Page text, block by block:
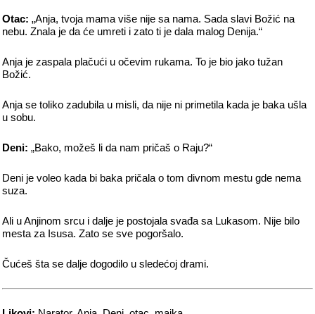
Otac: „Anja, tvoja mama više nije sa nama. Sada slavi Božić na
nebu. Znala je da će umreti i zato ti je dala malog Denija.“
Anja je zaspala plačući u očevim rukama. To je bio jako tužan
Božić.
Anja se toliko zadubila u misli, da nije ni primetila kada je baka ušla
u sobu.
Deni: „Bako, možeš li da nam pričaš o Raju?“
Deni je voleo kada bi baka pričala o tom divnom mestu gde nema
suza.
Ali u Anjinom srcu i dalje je postojala svađa sa Lukasom. Nije bilo
mesta za Isusa. Zato se sve pogoršalo.
Čućeš šta se dalje dogodilo u sledećoj drami.